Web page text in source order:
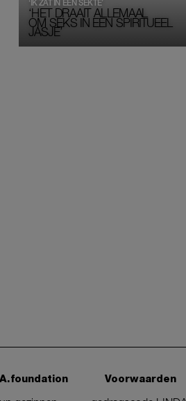
‘HET DRAAIT ALLEMAAL
OM SEKS IN EEN SPIRITUEEL
JASJE’
‘IK ZAT IN EEN SEKTE’
Voorwaarden